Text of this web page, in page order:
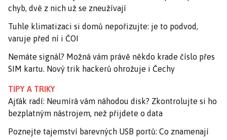
chyb, dvě z nich už se zneužívají
Tuhle klimatizaci si domů nepořizujte: je to podvod,
varuje před ní i ČOI
Nemáte signál? Možná vám právě někdo krade číslo přes
SIM kartu. Nový trik hackerů ohrožuje i Čechy
TIPY A TRIKY
Ajťák radí: Neumírá vám náhodou disk? Zkontrolujte si ho
bezplatným nástrojem, než přijdete o data
Poznejte tajemství barevných USB portů: Co znamenají